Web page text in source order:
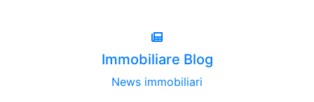
Immobiliare Blog
News immobiliari